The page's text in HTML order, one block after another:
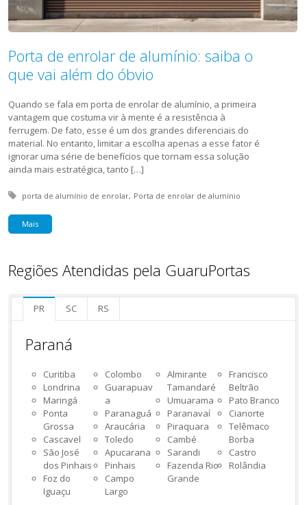
Porta de enrolar de alumínio: saiba o
que vai além do óbvio
Quando se fala em porta de enrolar de alumínio, a primeira
vantagem que costuma vir à mente é a resistência à
ferrugem. De fato, esse é um dos grandes diferenciais do
material. No entanto, limitar a escolha apenas a esse fator é
ignorar uma série de benefícios que tornam essa solução
ainda mais estratégica, tanto […]
Tagged with:
porta de alumínio de enrolar Porta de enrolar de alumínio
Mais
Regiões Atendidas pela GuaruPortas
PR SC RS
Paraná
Curitiba
Londrina
Maringá
Ponta
Grossa
Cascavel
São José
dos Pinhais
Foz do
Iguaçu
Colombo
Guarapuav
a
Paranaguá
Araucária
Toledo
Apucarana
Pinhais
Campo
Largo
Almirante
Tamandaré
Umuarama
Paranavaí
Piraquara
Cambé
Sarandi
Fazenda Rio
Grande
Francisco
Beltrão
Pato Branco
Cianorte
Telêmaco
Borba
Castro
Rolândia